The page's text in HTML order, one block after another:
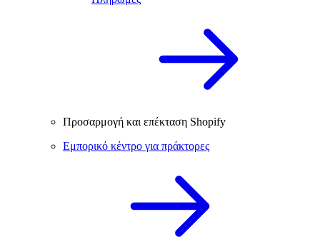
Προσαρμογή και επέκταση Shopify
Εμπορικό κέντρο για πράκτορες